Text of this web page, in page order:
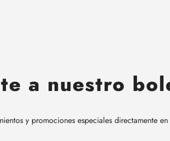
a nuestro
y promociones especiales directamente